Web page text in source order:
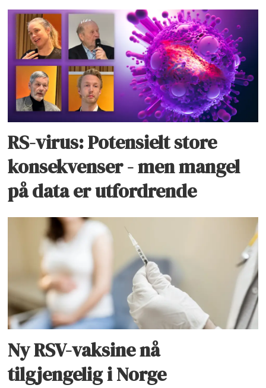
RS-virus: Potensielt store
konsekvenser - men mangel
på data er utfordrende
Ny RSV-vaksine nå
tilgjengelig i Norge